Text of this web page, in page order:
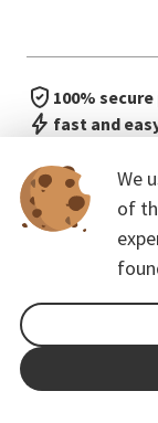
We
of
100%
fast and
General terms of
Protection of
© 2026.